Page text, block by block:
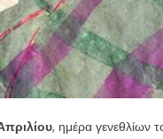
, ημέρα γενεθλίων